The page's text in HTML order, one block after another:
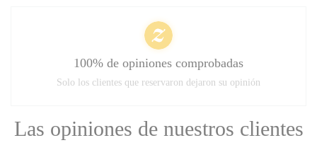
Las opiniones de nuestros clientes
100% de opiniones comprobadas
Solo los clientes que reservaron dejaron su opinión